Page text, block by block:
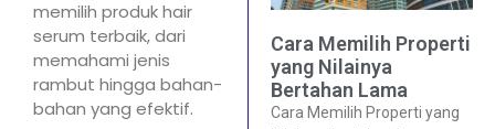
memilih produk hair
serum terbaik, dari
memahami jenis
rambut hingga bahan-
bahan yang efektif.
Cara Memilih Properti
yang Nilainya
Bertahan Lama
Cara Memilih Properti yang